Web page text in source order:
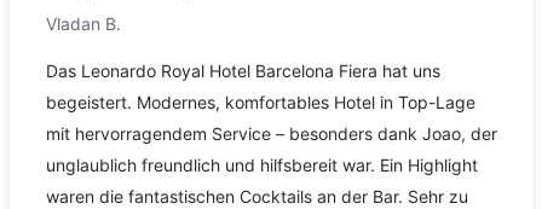
Vladan B.
Das Leonardo Royal Hotel Barcelona Fiera hat uns
begeistert. Modernes, komfortables Hotel in Top-Lage
mit hervorragendem Service – besonders dank Joao, der
unglaublich freundlich und hilfsbereit war. Ein Highlight
waren die fantastischen Cocktails an der Bar. Sehr zu